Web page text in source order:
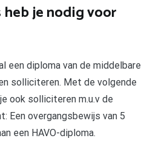
heb je nodig voor
een diploma van de middelbare
solliciteren. Met de volgende
ook solliciteren m.u.v de
Een overgangsbewijs van 5
een HAVO-diploma.